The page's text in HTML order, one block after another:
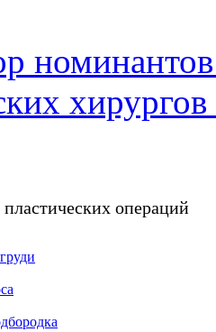
пластических операций